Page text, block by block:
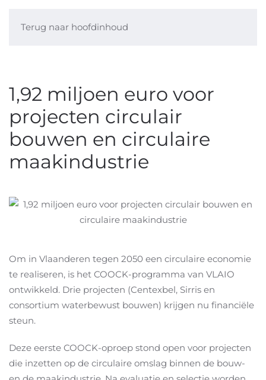
Terug naar hoofdinhoud
1,92 miljoen euro voor
projecten circulair
bouwen en circulaire
maakindustrie
Om in Vlaanderen tegen 2050 een circulaire economie
te realiseren, is het COOCK-programma van VLAIO
ontwikkeld. Drie projecten (Centexbel, Sirris en
consortium waterbewust bouwen) krijgen nu financiële
steun.
Deze eerste COOCK-oproep stond open voor projecten
die inzetten op de circulaire omslag binnen de bouw-